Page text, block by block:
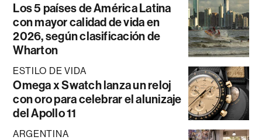
Los 5 países de América Latina
con mayor calidad de vida en
2026, según clasificación de
Wharton
ESTILO DE VIDA
Omega x Swatch lanza un reloj
con oro para celebrar el alunizaje
del Apollo 11
ARGENTINA